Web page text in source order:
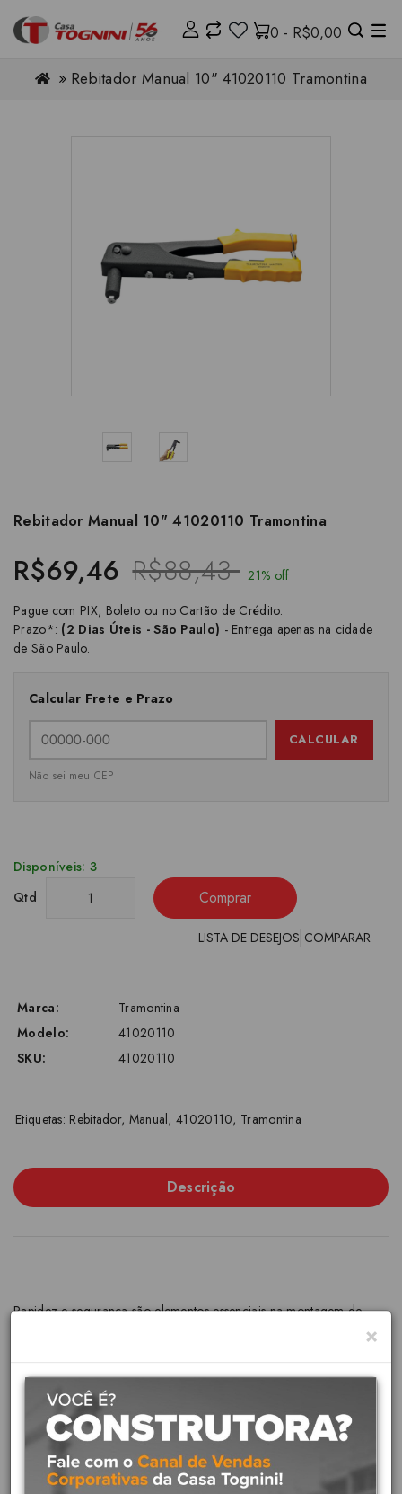
0 - R$0,00
Rebitador Manual 10" 41020110 Tramontina
Rebitador Manual 10" 41020110 Tramontina
R$69,46 R$88,43 21% off
Pague com PIX, Boleto ou no Cartão de Crédito.
Prazo*: (2 Dias Úteis - São Paulo) - Entrega apenas na cidade
de São Paulo.
Calcular Frete e Prazo
CALCULAR
Não sei meu CEP
Disponíveis: 3
Qtd
Comprar
LISTA DE DESEJOS COMPARAR
Marca:
Tramontina
Modelo:
41020110
SKU:
41020110
Etiquetas: Rebitador, Manual,41020110, Tramontina
Descrição
Rapidez e segurança são elementos essenciais na montagem de
estruturas, não é mesmo? Com o Rebitador Manual 10 polegadas
será mais fácil você atingir seus objetivos. A ferramenta tem a
função de unir os mais diferentes tipos de componentes e chapas,
facilitando o serviço do trabalhador. Ela possui ponteiras diferentes
para rebites de repuxo de 2.4, 3.2, 4 e 4.8 milímetros e uma chave
para efetuar a troca. O rebitador vem com revestimento especial
nos cabos ajudando no manuseio do produto. Além de ser usado na
×